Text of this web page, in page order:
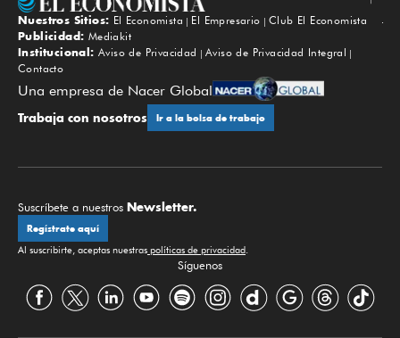
Subir
Nuestros Sitios: El Economista El Empresario
Club El Economista
Publicidad: Mediakit
Institucional: Aviso de Privacidad
Aviso de Privacidad Integral
Contacto
Una empresa de Nacer Global
Trabaja con nosotros Ir a la bolsa de trabajo
Suscríbete a nuestros Newsletter.
Regístrate aquí
Al suscribirte, aceptas nuestras políticas de privacidad.
Síguenos